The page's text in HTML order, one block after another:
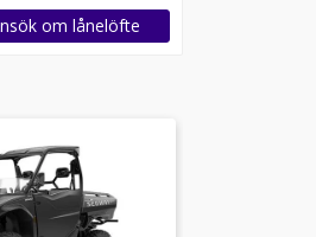
om lånelöfte